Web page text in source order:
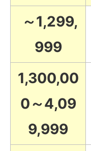
～1,299,
999
1,300,00
0～4,09
9,999